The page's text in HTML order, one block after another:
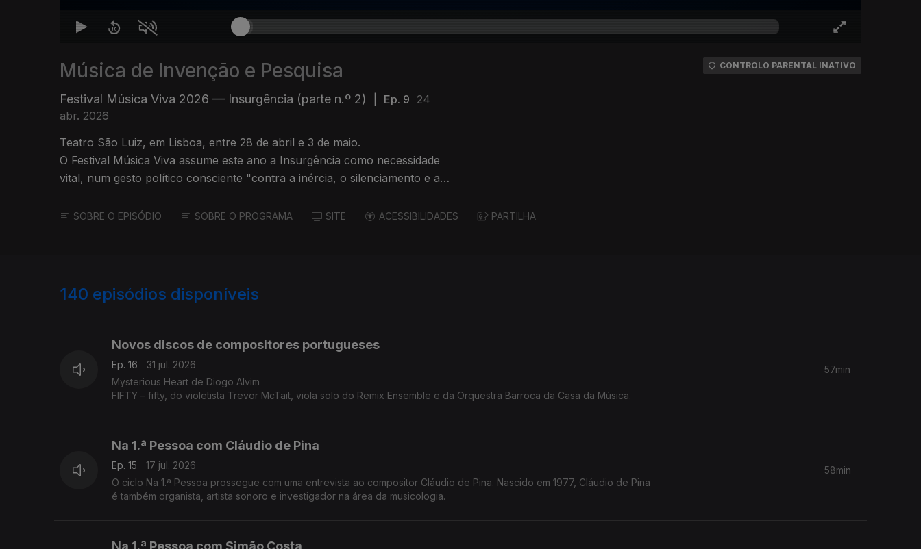
Música de Invenção e Pesquisa
Festival Música Viva 2026 — Insurgência (parte n.º 2) Ep. 9 24
abr. 2026
Teatro São Luiz, em Lisboa, entre 28 de abril e 3 de maio.
O Festival Música Viva assume este ano a Insurgência como necessidade
vital, num gesto político consciente "contra a inércia, o silenciamento e a
CONTROLO PARENTAL INATIVO
SOBRE O EPISÓDIO SOBRE O PROGRAMA SITE ACESSIBILIDADES PARTILHA
140 episódios disponíveis
Novos discos de compositores portugueses
Ep. 16
31 jul. 2026
Mysterious Heart de Diogo Alvim
FIFTY – fifty, do violetista Trevor McTait, viola solo do Remix Ensemble e da Orquestra Barroca da Casa da Música.
57min
Na 1.ª Pessoa com Cláudio de Pina
Ep. 15
17 jul. 2026
O ciclo Na 1.ª Pessoa prossegue com uma entrevista ao compositor Cláudio de Pina. Nascido em 1977, Cláudio de Pina
é também organista, artista sonoro e investigador na área da musicologia.
58min
Na 1.ª Pessoa com Simão Costa